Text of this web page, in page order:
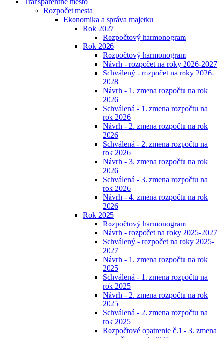
Transparentné mesto
Rozpočet mesta
Ekonomika a správa majetku
Rok 2027
Rozpočtový harmonogram
Rok 2026
Rozpočtový harmonogram
Návrh - rozpočet na roky 2026-2027
Schválený - rozpočet na roky 2026-
2028
Návrh - 1. zmena rozpočtu na rok
2026
Schválená - 1. zmena rozpočtu na
rok 2026
Návrh - 2. zmena rozpočtu na rok
2026
Schválená - 2. zmena rozpočtu na
rok 2026
Návrh - 3. zmena rozpočtu na rok
2026
Schválená - 3. zmena rozpočtu na
rok 2026
Návrh - 4. zmena rozpočtu na rok
2026
Rok 2025
Rozpočtový harmonogram
Návrh - rozpočet na roky 2025-2027
Schválený - rozpočet na roky 2025-
2027
Návrh - 1. zmena rozpočtu na rok
2025
Schválená - 1. zmena rozpočtu na
rok 2025
Návrh - 2. zmena rozpočtu na rok
2025
Schválená - 2. zmena rozpočtu na
rok 2025
Rozpočtové opatrenie č.1 - 3. zmena